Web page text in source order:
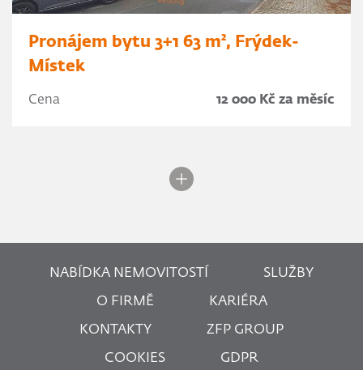
Pronájem bytu 3+1 63 m², Frýdek-
Místek
Cena 12 000 Kč za měsíc
NABÍDKA NEMOVITOSTÍ SLUŽBY
O FIRMĚ KARIÉRA
KONTAKTY ZFP GROUP
COOKIES GDPR